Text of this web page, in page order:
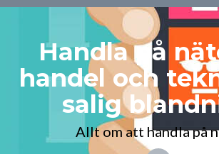
Handla på
handel och
salig
Allt om att handla på